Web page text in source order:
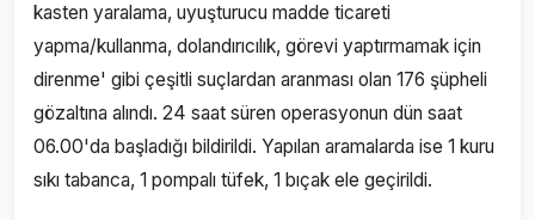
kasten yaralama, uyuşturucu madde ticareti
yapma/kullanma, dolandırıcılık, görevi yaptırmamak için
direnme' gibi çeşitli suçlardan aranması olan 176 şüpheli
gözaltına alındı. 24 saat süren operasyonun dün saat
06.00'da başladığı bildirildi. Yapılan aramalarda ise 1 kuru
sıkı tabanca, 1 pompalı tüfek, 1 bıçak ele geçirildi.